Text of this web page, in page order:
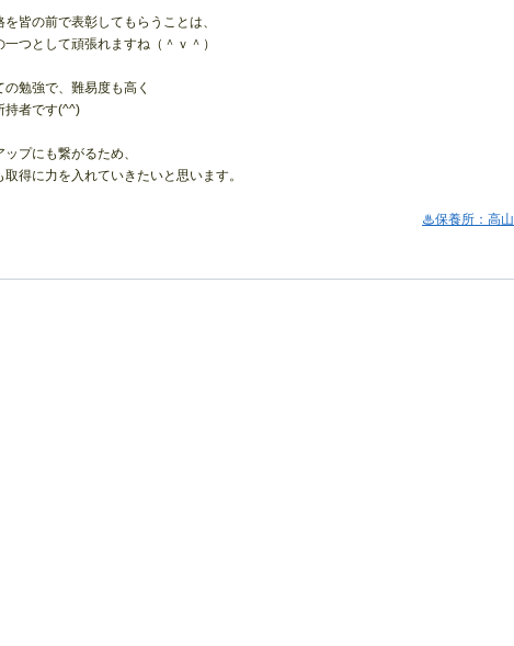
皆の前で表彰してもらうことは、
つとして頑張れますね（＾ｖ＾）
勉強で、難易度も高く
持者です(^^)
プにも繋がるため、
得に力を入れていきたいと思います。
♨保養所：高山